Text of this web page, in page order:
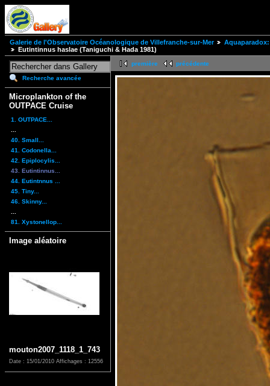
Galerie de l'Observatoire Océanologique de Villefranche-sur-Mer
Eutintinnus haslae (Taniguchi & Hada 1981)
Recherche avancée
Microplankton of the
OUTPACE Cruise
1. OUTPACE...
40. Small...
41. Codonella...
42. Epiplocylis...
43. Eutintinnus...
44. Eutintnnus ...
45. Tiny...
46. Skinny...
81. Xystonellop...
Image aléatoire
mouton2007_1118_1_743
Date : 15/01/2010 Affichages : 12556
première précédente